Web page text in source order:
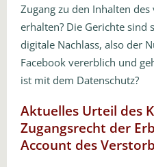
Zugang zu den Inhalten
erhalten? Die Gerichte sind
digitale Nachlass, also der
Facebook vererblich und
ist mit dem Datenschutz?
Aktuelles Urteil des
Zugangsrecht der
Account des